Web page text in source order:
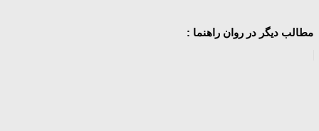
مطالب دیگر در روان راهنما :